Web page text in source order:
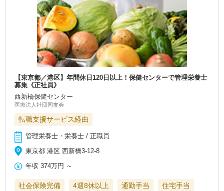
【東京都／港区】年間休日120日以上！保健センターで管理栄養士
募集《正社員》
西新橋保健センター
医療法人社団同友会
転職支援サービス経由
管理栄養士・栄養士 / 正職員
東京都 港区 西新橋3-12-8
年収 374万円 ～
社会保険完備 4週8休以上 通勤手当
住宅手当